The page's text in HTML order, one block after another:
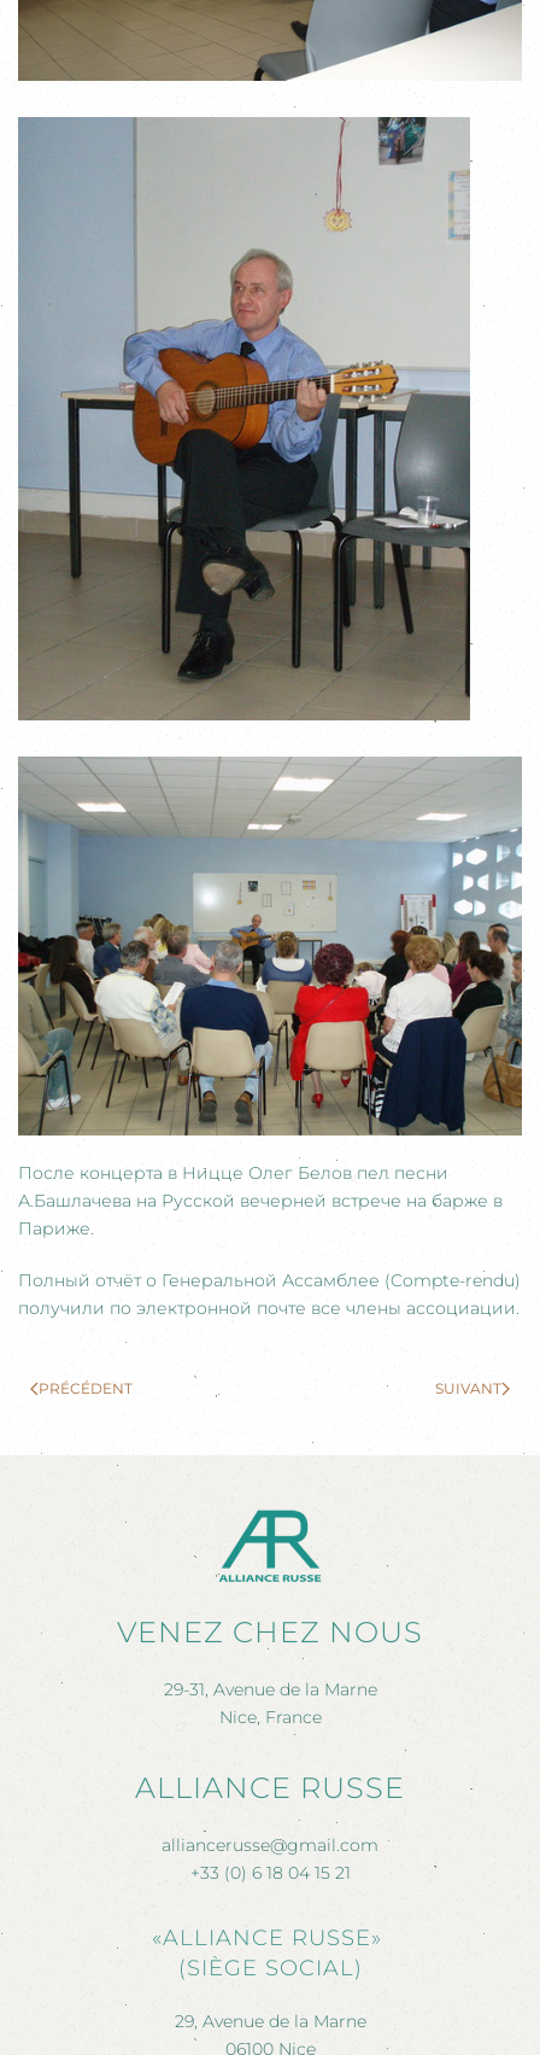
После концерта в Ницце Олег Белов пел песни
А.Башлачева на Русской вечерней встрече на барже в
Париже.
Полный отчёт о Генеральной Ассамблее (Compte-rendu)
получили по электронной почте все члены ассоциации.
PRÉCÉDENT SUIVANT
VENEZ CHEZ NOUS
29-31, Avenue de la Marne
Nice, France
ALLIANCE RUSSE
alliancerusse@gmail.com
+33 (0) 6 18 04 15 21
«ALLIANCE RUSSE»
(SIÈGE SOCIAL)
29, Avenue de la Marne
06100 Nice